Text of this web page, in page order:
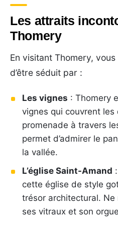
Les attraits
Thomery
En visitant Thomery,
d’être séduit par :
Les vignes : Thomery
vignes qui couvrent
promenade à travers
permet d’admirer le
la vallée.
L’église Saint-Amand
cette église de style
trésor architectural. Ne
ses vitraux et son